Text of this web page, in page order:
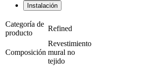
Instalación
Categoría de
producto
Refined
Composición
Revestimiento
mural no
tejido